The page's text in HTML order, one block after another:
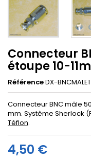
Connecteur
étoupe 10-
RéférenceDX-BNCMALE1
Connecteur BNC mâle
mm. Système Sherlock
Téflon.
4,50 €